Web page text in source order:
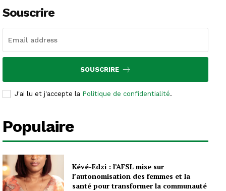
Souscrire
SOUSCRIRE
J'ai lu et j'accepte la Politique de confidentialité.
Populaire
Kévé-Edzi : l’AFSL mise sur
l’autonomisation des femmes et la
santé pour transformer la communauté